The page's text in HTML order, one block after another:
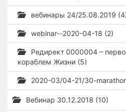
вебинары 24/25.08.2019
webinar--2020-04-18 (2)
Редирект 0000004 –
кораблем Жизни (5)
2020-03/04-21/30-
Вебинар 30.12.2018 (10)